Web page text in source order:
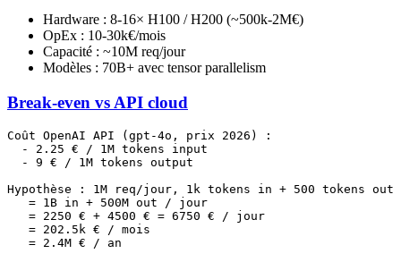
Hardware : 8-16× H100 / H200 (~500k-2M€)
OpEx : 10-30k€/mois
Capacité : ~10M req/jour
Modèles : 70B+ avec tensor parallelism
Break-even vs API cloud
Coût OpenAI API (gpt-4o, prix 2026) :
  - 2.25 € / 1M tokens input
  - 9 € / 1M tokens output
Hypothèse : 1M req/jour, 1k tokens in + 500 tokens out
   = 1B in + 500M out / jour
   = 2250 € + 4500 € = 6750 € / jour
   = 202.5k € / mois
   = 2.4M € / an